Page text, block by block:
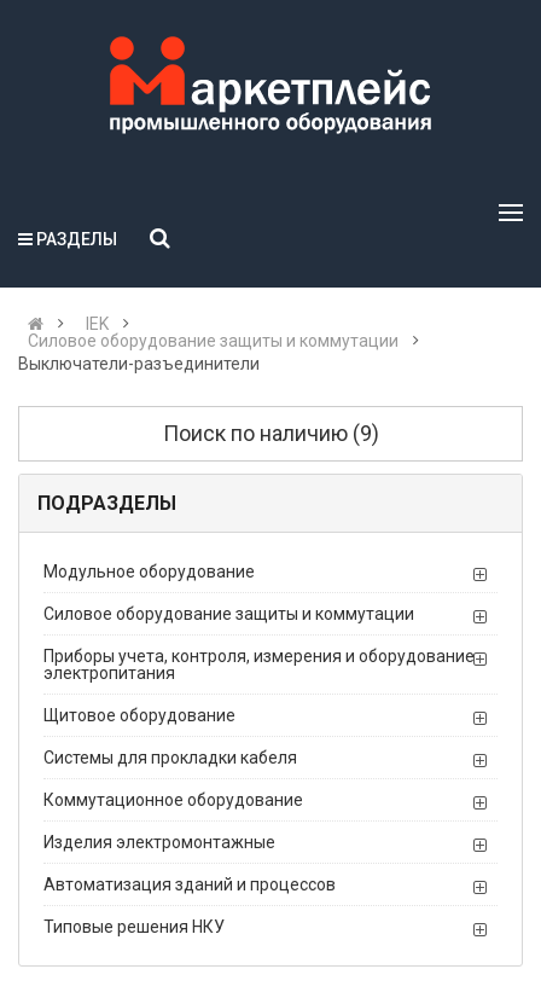
РАЗДЕЛЫ
IEK
Силовое оборудование защиты и коммутации
Выключатели-разъединители
Поиск по наличию (9)
ПОДРАЗДЕЛЫ
Модульное оборудование
Силовое оборудование защиты и коммутации
Приборы учета, контроля, измерения и оборудование
электропитания
Щитовое оборудование
Системы для прокладки кабеля
Коммутационное оборудование
Изделия электромонтажные
Автоматизация зданий и процессов
Типовые решения НКУ